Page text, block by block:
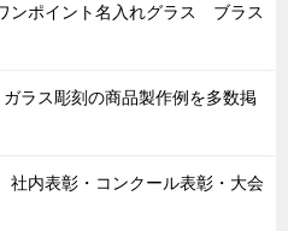
ンポイント名入れグラス ブラス
ラス彫刻の商品製作例を多数掲
社内表彰・コンクール表彰・大会